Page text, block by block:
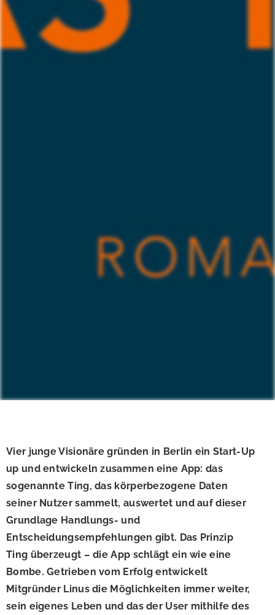
Vier junge Visionäre gründen in Berlin ein Start-Up
up und entwickeln zusammen eine App: das
sogenannte Ting, das körperbezogene Daten
seiner Nutzer sammelt, auswertet und auf dieser
Grundlage Handlungs- und
Entscheidungsempfehlungen gibt. Das Prinzip
Ting überzeugt – die App schlägt ein wie eine
Bombe. Getrieben vom Erfolg entwickelt
Mitgründer Linus die Möglichkeiten immer weiter,
sein eigenes Leben und das der User mithilfe des